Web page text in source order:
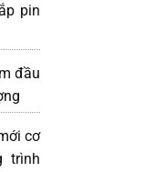
pin
đầu
cơ
trình